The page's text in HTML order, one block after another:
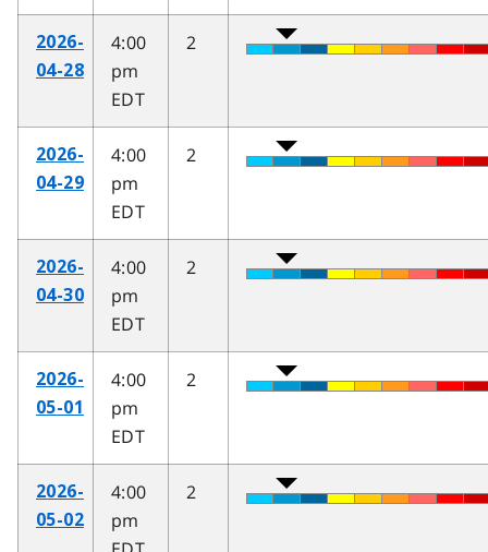
2026-
04-28
4:00
pm
EDT
2
2026-
04-29
4:00
pm
EDT
2
2026-
04-30
4:00
pm
EDT
2
2026-
05-01
4:00
pm
EDT
2
2026-
05-02
4:00
pm
2